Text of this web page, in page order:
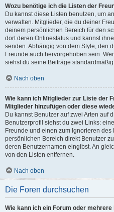
Wozu benötige ich die Listen der
Du kannst diese Listen benutzen, um
verwalten. Mitglieder, die du deiner
deinem persönlichen Bereich für den
dort deren Onlinestatus und kannst
senden. Abhängig von dem Style, den
Freunde auch hervorgehoben sein.
siehst du seine Beiträge
Nach oben
Wie kann ich Mitglieder zur Liste der
Mitglieder hinzufügen oder diese
Du kannst Benutzer auf zwei Arten auf
Benutzerprofil siehst du zwei Links:
Freunde und einen zum Ignorieren
persönlichen Bereich direkt Benutzer
deren Benutzernamen eingibst. An
von den Listen entfernen.
Nach oben
Die Foren durchsuchen
Wie kann ich ein Forum oder